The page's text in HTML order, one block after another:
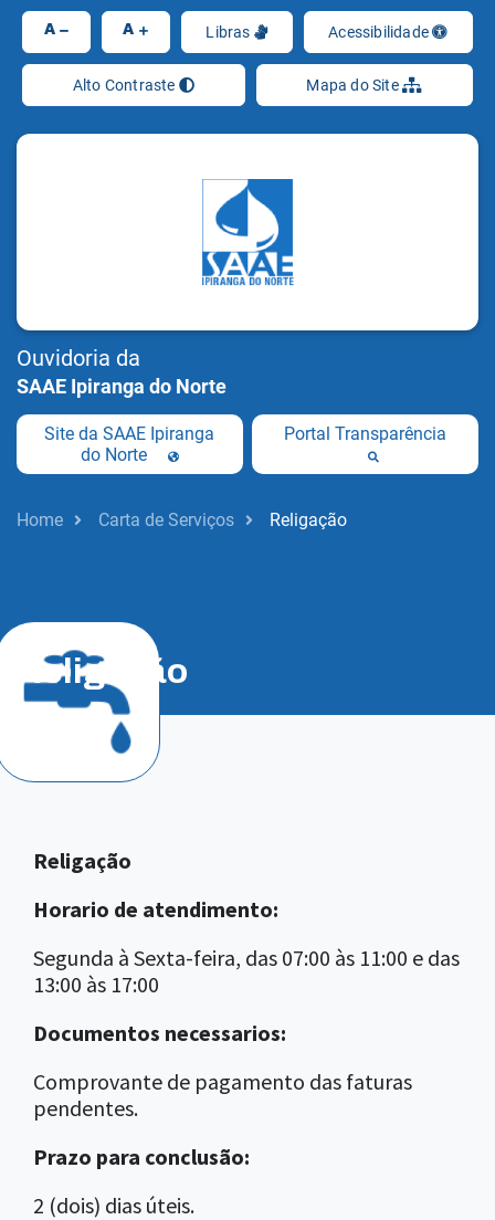
A A Libras Acessibilidade
Alto Contraste Mapa do Site
Ouvidoria da
SAAE Ipiranga do Norte
Site da SAAE Ipiranga
do Norte
Portal Transparência
Home Carta de Serviços Religação
Religação
Religação
Horario de atendimento:
Segunda à Sexta-feira, das 07:00 às 11:00 e das
13:00 às 17:00
Documentos necessarios:
Comprovante de pagamento das faturas
pendentes.
Prazo para conclusão:
2 (dois) dias úteis.